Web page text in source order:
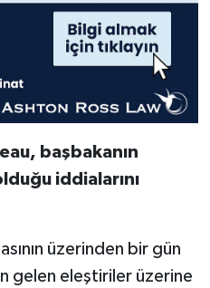
başbakanın
iddialarını
üzerinden bir gün
gelen eleştiriler üzerine